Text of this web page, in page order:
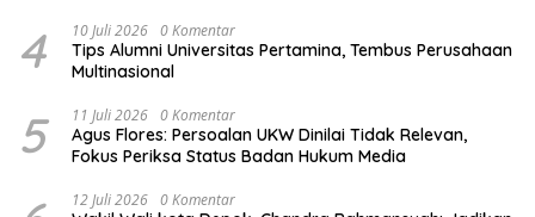
4 10 Juli 2026 0 Komentar
Tips Alumni Universitas Pertamina, Tembus Perusahaan
Multinasional
5 11 Juli 2026 0 Komentar
Agus Flores: Persoalan UKW Dinilai Tidak Relevan,
Fokus Periksa Status Badan Hukum Media
12 Juli 2026 0 Komentar